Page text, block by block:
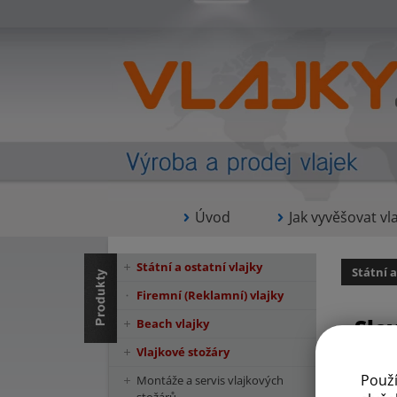
Úvod Jak vyvěšovat
Státní
Státní a ostatní vlajky
Firemní (Reklamní) vlajky
Beach vlajky
Vlajkové stožáry
Montáže a servis vlajkových